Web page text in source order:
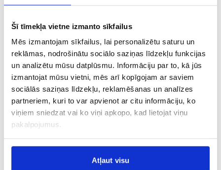
Šī tīmekļa vietne izmanto sīkfailus
Mēs izmantojam sīkfailus, lai personalizētu saturu un
reklāmas, nodrošinātu sociālo saziņas līdzekļu funkcijas
un analizētu mūsu datplūsmu. Informāciju par to, kā jūs
izmantojat mūsu vietni, mēs arī kopīgojam ar saviem
sociālās saziņas līdzekļu, reklamēšanas un analīzes
partneriem, kuri to var apvienot ar citu informāciju, ko
viņiem sniedzat vai ko viņi apkopo, kad lietojat viņu
pakalpojumus.
Atļaut visu
Tiešie lidojumi noSingapūrasno
897 €
Lēti Finnair lidojumi ikviena vajadzībām